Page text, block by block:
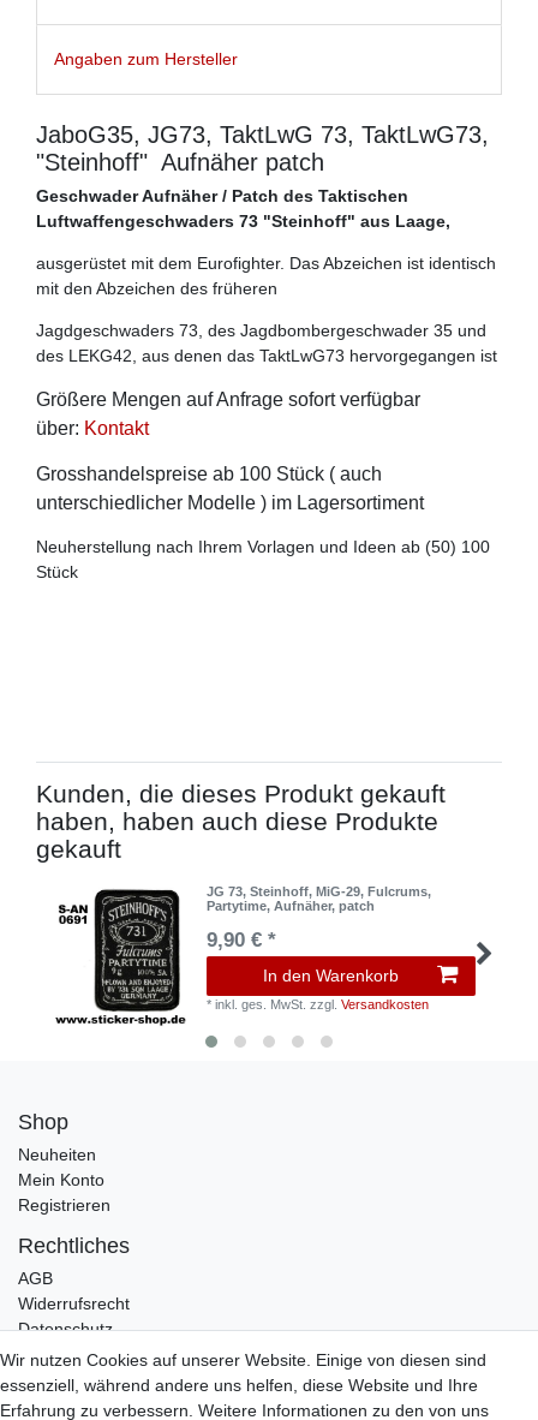
Angaben zum Hersteller
JaboG35, JG73, TaktLwG 73, TaktLwG73,
"Steinhoff" Aufnäher patch
Geschwader Aufnäher / Patch des Taktischen
Luftwaffengeschwaders 73 "Steinhoff" aus Laage,
ausgerüstet mit dem Eurofighter. Das Abzeichen ist identisch
mit den Abzeichen des früheren
Jagdgeschwaders 73, des Jagdbombergeschwader 35 und
des LEKG42, aus denen das TaktLwG73 hervorgegangen ist
Größere Mengen auf Anfrage sofort verfügbar
über: Kontakt
Grosshandelspreise ab 100 Stück ( auch
unterschiedlicher Modelle ) im Lagersortiment
Neuherstellung nach Ihrem Vorlagen und Ideen ab (50) 100
Stück
Kunden, die dieses Produkt gekauft
haben, haben auch diese Produkte
gekauft
JG 73, Steinhoff, MiG-29, Fulcrums,
Partytime, Aufnäher, patch
9,90 € *
In den Warenkorb
*inkl. ges. MwSt. zzgl.Versandkosten
Shop
Neuheiten
Mein Konto
Registrieren
Rechtliches
AGB
Widerrufsrecht
Datenschutz
Impressum
Infos
Wir nutzen Cookies auf unserer Website. Einige von diesen sind
essenziell, während andere uns helfen, diese Website und Ihre
Erfahrung zu verbessern. Weitere Informationen zu den von uns